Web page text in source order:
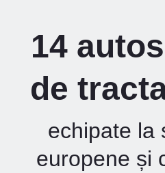
14
de
echipate la
europene și